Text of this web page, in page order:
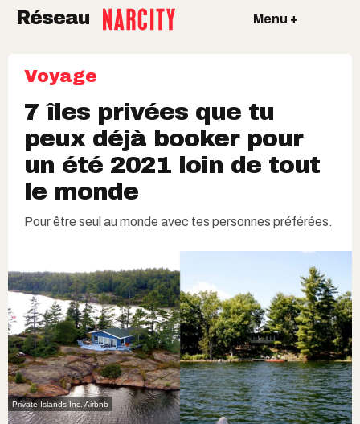
Réseau Menu +
Voyage
7 îles privées que tu
peux déjà booker pour
un été 2021 loin de tout
le monde
Pour être seul au monde avec tes personnes préférées.
Private Islands Inc.Airbnb